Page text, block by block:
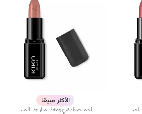
الأكثر مبيعًا